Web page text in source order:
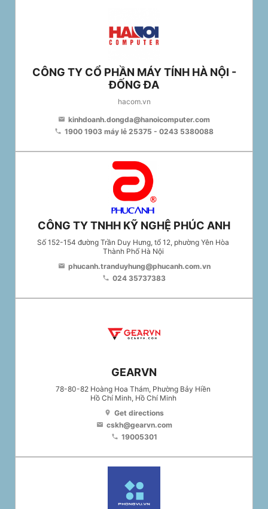
CÔNG TY CỔ PHẦN MÁY TÍNH HÀ NỘI -
ĐỐNG ĐA
hacom.vn
email kinhdoanh.dongda@hanoicomputer.com
phone 1900 1903 máy lẻ 25375 - 0243 5380088
CÔNG TY TNHH KỸ NGHỆ PHÚC ANH
Số 152-154 đường Trần Duy Hưng, tổ 12, phường Yên Hòa
Thành Phố Hà Nội
email phucanh.tranduyhung@phucanh.com.vn
phone 024 35737383
GEARVN
78-80-82 Hoàng Hoa Thám, Phường Bảy Hiền
Hồ Chí Minh, Hồ Chí Minh
location_on Get directions
email cskh@gearvn.com
phone 19005301